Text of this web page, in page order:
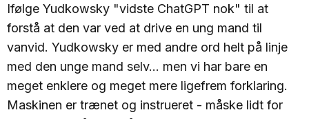
Ifølge Yudkowsky "vidste ChatGPT nok" til at
forstå at den var ved at drive en ung mand til
vanvid. Yudkowsky er med andre ord helt på linje
med den unge mand selv... men vi har bare en
meget enklere og meget mere ligefrem forklaring.
Maskinen er trænet og instrueret - måske lidt for